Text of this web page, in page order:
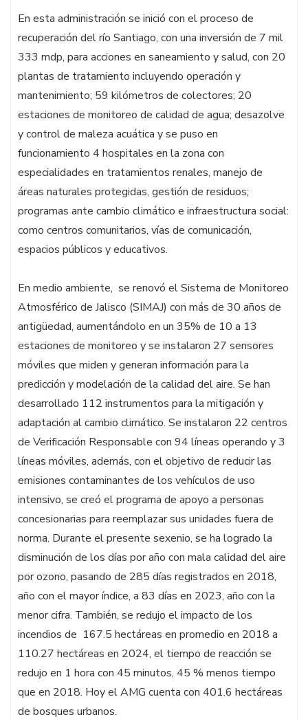
En esta administración se inició con el proceso de
recuperación del río Santiago, con una inversión de 7 mil
333 mdp, para acciones en saneamiento y salud, con 20
plantas de tratamiento incluyendo operación y
mantenimiento; 59 kilómetros de colectores; 20
estaciones de monitoreo de calidad de agua; desazolve
y control de maleza acuática y se puso en
funcionamiento 4 hospitales en la zona con
especialidades en tratamientos renales, manejo de
áreas naturales protegidas, gestión de residuos;
programas ante cambio climático e infraestructura social:
como centros comunitarios, vías de comunicación,
espacios públicos y educativos.
En medio ambiente, se renovó el Sistema de Monitoreo
Atmosférico de Jalisco (SIMAJ) con más de 30 años de
antigüedad, aumentándolo en un 35% de 10 a 13
estaciones de monitoreo y se instalaron 27 sensores
móviles que miden y generan información para la
predicción y modelación de la calidad del aire. Se han
desarrollado 112 instrumentos para la mitigación y
adaptación al cambio climático. Se instalaron 22 centros
de Verificación Responsable con 94 líneas operando y 3
líneas móviles, además, con el objetivo de reducir las
emisiones contaminantes de los vehículos de uso
intensivo, se creó el programa de apoyo a personas
concesionarias para reemplazar sus unidades fuera de
norma. Durante el presente sexenio, se ha logrado la
disminución de los días por año con mala calidad del aire
por ozono, pasando de 285 días registrados en 2018,
año con el mayor índice, a 83 días en 2023, año con la
menor cifra. También, se redujo el impacto de los
incendios de 167.5 hectáreas en promedio en 2018 a
110.27 hectáreas en 2024, el tiempo de reacción se
redujo en 1 hora con 45 minutos, 45 % menos tiempo
que en 2018. Hoy el AMG cuenta con 401.6 hectáreas
de bosques urbanos.